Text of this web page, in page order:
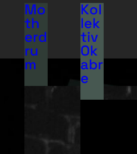
Mo
th
erd
ru
m
Kol
lek
tiv
Ok
abr
e